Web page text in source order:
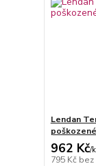
Lendan
962 Kč/
795 Kč bez